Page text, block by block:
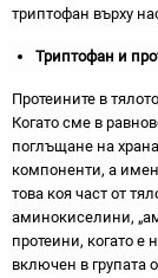
триптофан върху
Триптофан и
Протеините в
Когато сме в
поглъщане на
компоненти, а
това коя част от
аминокиселини,
протеини, когато
включен в групата